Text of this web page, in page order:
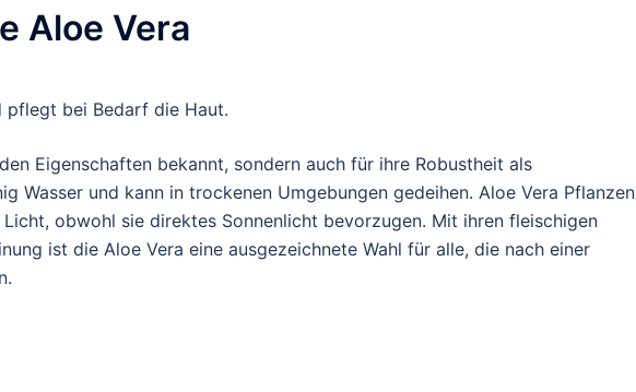
Aloe Vera
pflegt bei Bedarf die Haut.
Eigenschaften bekannt, sondern auch für ihre Robustheit als
Wasser und kann in trockenen Umgebungen gedeihen. Aloe Vera Pflanzen
obwohl sie direktes Sonnenlicht bevorzugen. Mit ihren fleischigen
ist die Aloe Vera eine ausgezeichnete Wahl für alle, die nach einer